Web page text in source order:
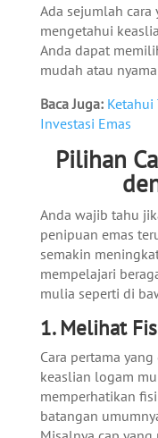
Ada sejumlah
mengetahui
Anda dapat
mudah atau
Baca Juga: Ketahui
Investasi Emas
Pilihan
Anda wajib tahu
penipuan emas
semakin
mempelajari
mulia seperti di
1. Melihat
Cara pertama
keaslian logam
memperhatikan
batangan